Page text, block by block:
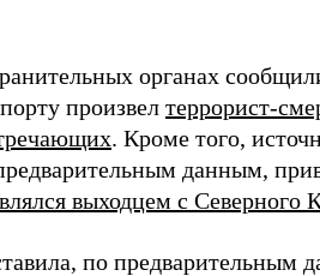
органах
произвел террорист-
. Кроме того,
данным,
выходцем с Северного
по предварительным